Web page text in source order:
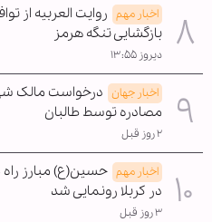
اخبار مهم روایت العربیه از
بازگشایی تنگه هرمز
دیروز ۱۳:۵۵
اخبار جهان درخواست مالک
مصادره توسط طالبان
۲ روز قبل
اخبار مهم حسین(ع) مبارز
در کربلا رونمایی شد
۳ روز قبل